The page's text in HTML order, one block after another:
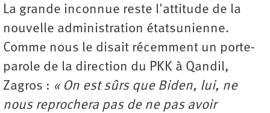
La grande inconnue reste l'attitude de la
nouvelle administration étatsunienne.
Comme nous le disait récemment un porte-
parole de la direction du PKK à Qandil,
Zagros : « On est sûrs que Biden, lui, ne
nous reprochera pas de ne pas avoir